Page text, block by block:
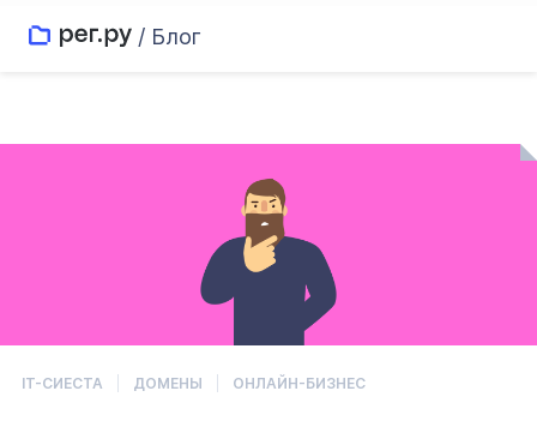
/ Блог
IT-СИЕСТА ДОМЕНЫ ОНЛАЙН-БИЗНЕС